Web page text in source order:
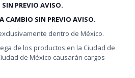
PREVIO AVISO.
CAMBIO SIN PREVIO AVISO.
dentro de México.
de los productos en la Ciudad de
de México causarán cargos